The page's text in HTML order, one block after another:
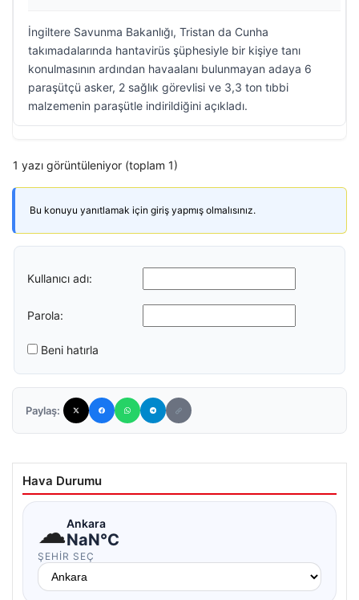
İngiltere Savunma Bakanlığı, Tristan da Cunha
takımadalarında hantavirüs şüphesiyle bir kişiye tanı
konulmasının ardından havaalanı bulunmayan adaya 6
paraşütçü asker, 2 sağlık görevlisi ve 3,3 ton tıbbi
malzemenin paraşütle indirildiğini açıkladı.
1 yazı görüntüleniyor (toplam 1)
Bu konuyu yanıtlamak için giriş yapmış olmalısınız.
Kullanıcı adı:
Parola:
Beni hatırla
Paylaş:
Hava Durumu
☁Ankara
NaN°C
ŞEHIR SEÇ